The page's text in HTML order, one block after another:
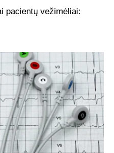
pacientų vežimėliai: